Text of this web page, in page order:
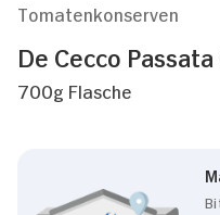
Tomatenkonserven
De Cecco Passata
700g Flasche